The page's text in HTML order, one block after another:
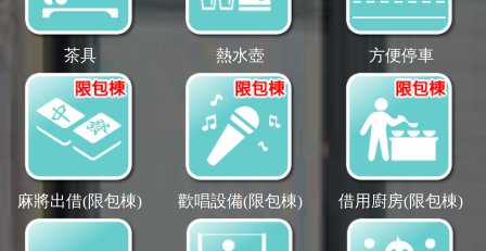
茶具 熱水壺 方便停車
麻將出借(限包棟) 歡唱設備(限包棟) 借用廚房(限包棟)